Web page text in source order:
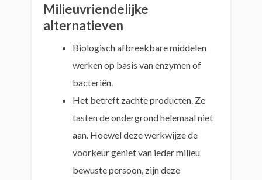
Milieuvriendelijke
alternatieven
Biologisch afbreekbare middelen
werken op basis van enzymen of
bacteriën.
Het betreft zachte producten. Ze
tasten de ondergrond helemaal niet
aan. Hoewel deze werkwijze de
voorkeur geniet van ieder milieu
bewuste persoon, zijn deze